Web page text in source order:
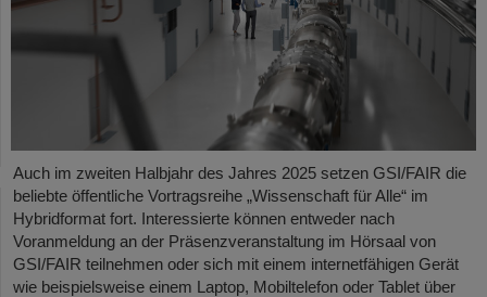
Auch im zweiten Halbjahr des Jahres 2025 setzen GSI/FAIR die
beliebte öffentliche Vortragsreihe „Wissenschaft für Alle“ im
Hybridformat fort. Interessierte können entweder nach
Voranmeldung an der Präsenzveranstaltung im Hörsaal von
GSI/FAIR teilnehmen oder sich mit einem internetfähigen Gerät
wie beispielsweise einem Laptop, Mobiltelefon oder Tablet über